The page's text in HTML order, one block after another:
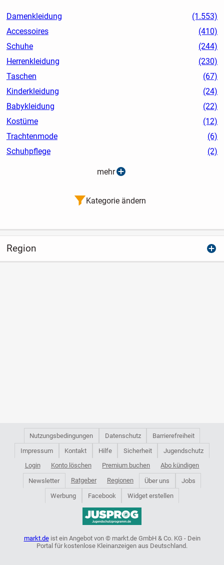
Damenkleidung
(1.553)
Accessoires
(410)
Schuhe
(244)
Herrenkleidung
(230)
Taschen
(67)
Kinderkleidung
(24)
Babykleidung
(22)
Kostüme
(12)
Trachtenmode
(6)
Schuhpflege
(2)
mehr
Kategorie ändern
Region
Nutzungsbedingungen Datenschutz
Barrierefreiheit
Impressum
Kontakt Hilfe Sicherheit
Jugendschutz
Login
Konto löschen Premium buchen Abo kündigen
Newsletter Ratgeber Regionen Über uns
Jobs
Werbung
Facebook Widget erstellen
markt.deist ein Angebot von © markt.de GmbH & Co. KG - Dein
Portal für kostenlose Kleinanzeigen aus Deutschland.